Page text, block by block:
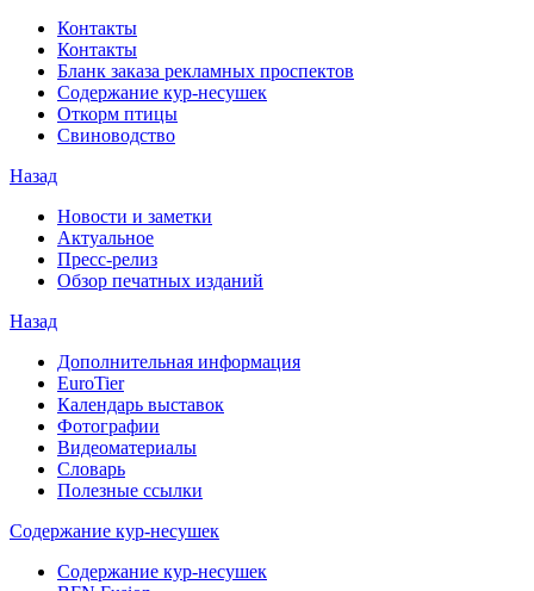
Контакты
Контакты
Бланк заказа рекламных проспектов
Содержание кур-несушек
Откорм птицы
Свиноводство
Назад
Новости и заметки
Актуальное
Пресс-релиз
Обзор печатных изданий
Назад
Дополнительная информация
EuroTier
Календарь выставок
Фотографии
Видеоматериалы
Словарь
Полезные ссылки
Содержание кур-несушек
Содержание кур-несушек